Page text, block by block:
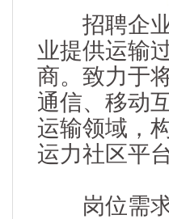
招聘企业
业提供运输
商。致力于
通信、移动
运输领域，
运力社区平台
岗位需求